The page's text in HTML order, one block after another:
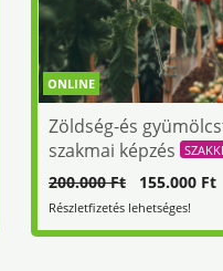
ONLINE
Zöldség-és
szakmai képzés
200.000 Ft 155.000 Ft
Részletfizetés lehetséges!